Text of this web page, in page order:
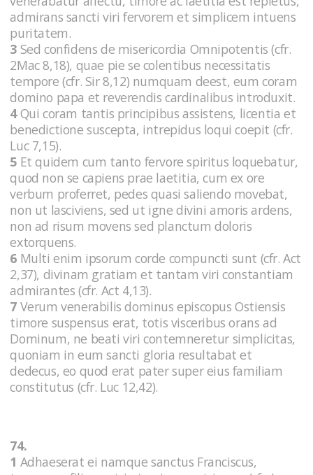
admirans sancti viri fervorem et simplicem intuens
puritatem.
3 Sed confidens de misericordia Omnipotentis (cfr.
2Mac 8,18), quae pie se colentibus necessitatis
tempore (cfr. Sir 8,12) numquam deest, eum coram
domino papa et reverendis cardinalibus introduxit.
4Qui coram tantis principibus assistens, licentia et
benedictione suscepta, intrepidus loqui coepit (cfr.
Luc 7,15).
5 Et quidem cum tanto fervore spiritus loquebatur,
quod non se capiens prae laetitia, cum ex ore
verbum proferret, pedes quasi saliendo movebat,
non ut lasciviens, sed ut igne divini amoris ardens,
non ad risum movens sed planctum doloris
extorquens.
6 Multi enim ipsorum corde compuncti sunt (cfr. Act
2,37), divinam gratiam et tantam viri constantiam
admirantes (cfr. Act 4,13).
7 Verum venerabilis dominus episcopus Ostiensis
timore suspensus erat, totis visceribus orans ad
Dominum, ne beati viri contemneretur simplicitas,
quoniam in eum sancti gloria resultabat et
dedecus, eo quod erat pater super eius familiam
constitutus (cfr. Luc 12,42).
74.
1 Adhaeserat ei namque sanctus Franciscus,